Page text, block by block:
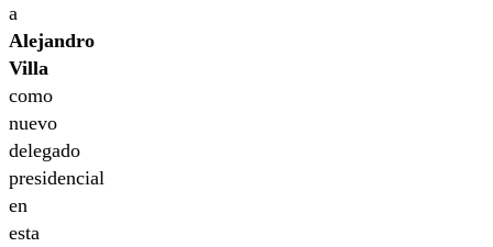
a
Alejandro
Villa
como
nuevo
delegado
presidencial
en
esta